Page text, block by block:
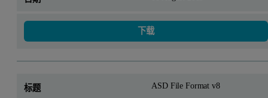
下载
ASD File Format v8